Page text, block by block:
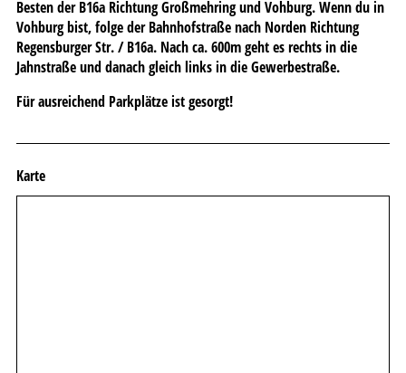
Besten der B16a Richtung Großmehring und Vohburg. Wenn du in
Vohburg bist, folge der Bahnhofstraße nach Norden Richtung
Regensburger Str. / B16a. Nach ca. 600m geht es rechts in die
Jahnstraße und danach gleich links in die Gewerbestraße.
Für ausreichend Parkplätze ist gesorgt!
Karte